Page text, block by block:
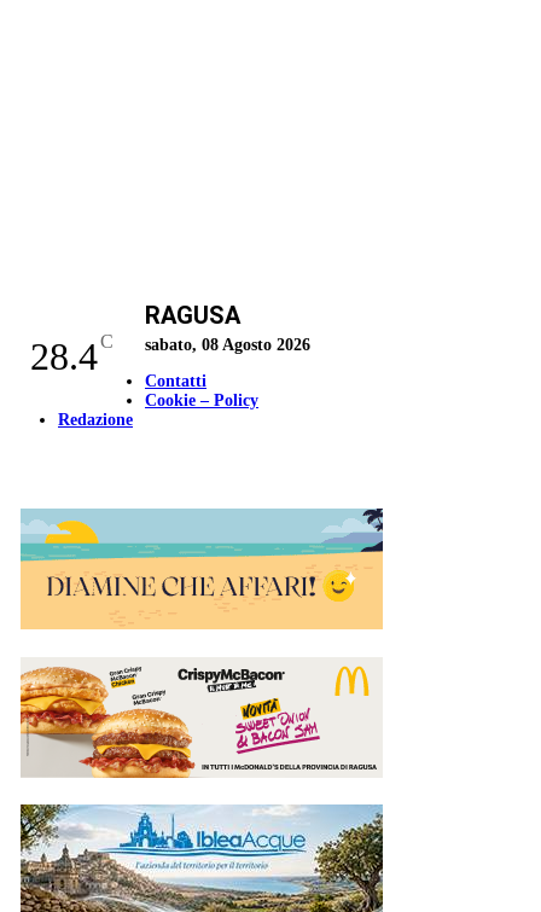
28.4C
RAGUSA
sabato, 08 Agosto 2026
Contatti
Cookie – Policy
Redazione